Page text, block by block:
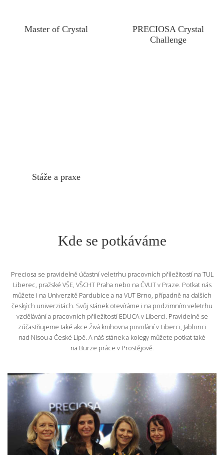
Master of Crystal
PRECIOSA Crystal
Challenge
Stáže a praxe
Kde se potkáváme
Preciosa se pravidelně účastní veletrhu pracovních příležitostí na TUL
Liberec, pražské VŠE, VŠCHT Praha nebo na ČVUT v Praze. Potkat nás
můžete i na Univerzitě Pardubice a na VUT Brno, případně na dalších
českých univerzitách. Svůj stánek otevíráme i na podzimním veletrhu
vzdělávání a pracovních příležitostí EDUCA v Liberci. Pravidelně se
zúčastňujeme také akce Živá knihovna povolání v Liberci, Jablonci
nad Nisou a České Lípě. A náš stánek a kolegy můžete potkat také
na Burze práce v Prostějově.